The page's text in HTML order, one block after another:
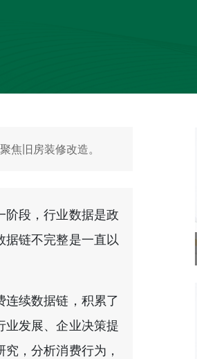
焦旧房装修改造。
阶段，行业数据是政
据链不完整是一直以
续数据链，积累了
业发展、企业决策提
，分析消费行为，